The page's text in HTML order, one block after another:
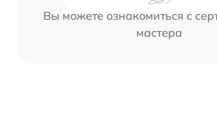
Вы можете ознакомиться с
мастера